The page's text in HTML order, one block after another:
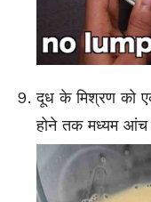
दूध के मिश्रण को
होने तक मध्यम आंच